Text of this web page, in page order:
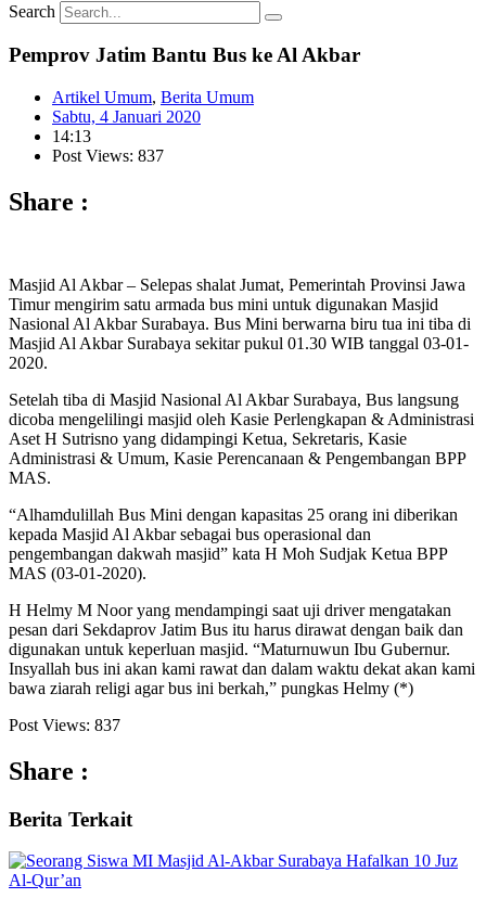
Search
Pemprov Jatim Bantu Bus ke Al Akbar
Artikel Umum, Berita Umum
Sabtu, 4 Januari 2020
14:13
Post Views: 837
Share :
Masjid Al Akbar – Selepas shalat Jumat, Pemerintah Provinsi Jawa
Timur mengirim satu armada bus mini untuk digunakan Masjid
Nasional Al Akbar Surabaya. Bus Mini berwarna biru tua ini tiba di
Masjid Al Akbar Surabaya sekitar pukul 01.30 WIB tanggal 03-01-
2020.
Setelah tiba di Masjid Nasional Al Akbar Surabaya, Bus langsung
dicoba mengelilingi masjid oleh Kasie Perlengkapan & Administrasi
Aset H Sutrisno yang didampingi Ketua, Sekretaris, Kasie
Administrasi & Umum, Kasie Perencanaan & Pengembangan BPP
MAS.
“Alhamdulillah Bus Mini dengan kapasitas 25 orang ini diberikan
kepada Masjid Al Akbar sebagai bus operasional dan
pengembangan dakwah masjid” kata H Moh Sudjak Ketua BPP
MAS (03-01-2020).
H Helmy M Noor yang mendampingi saat uji driver mengatakan
pesan dari Sekdaprov Jatim Bus itu harus dirawat dengan baik dan
digunakan untuk keperluan masjid. “Maturnuwun Ibu Gubernur.
Insyallah bus ini akan kami rawat dan dalam waktu dekat akan kami
bawa ziarah religi agar bus ini berkah,” pungkas Helmy (*)
Post Views: 837
Share :
Berita Terkait